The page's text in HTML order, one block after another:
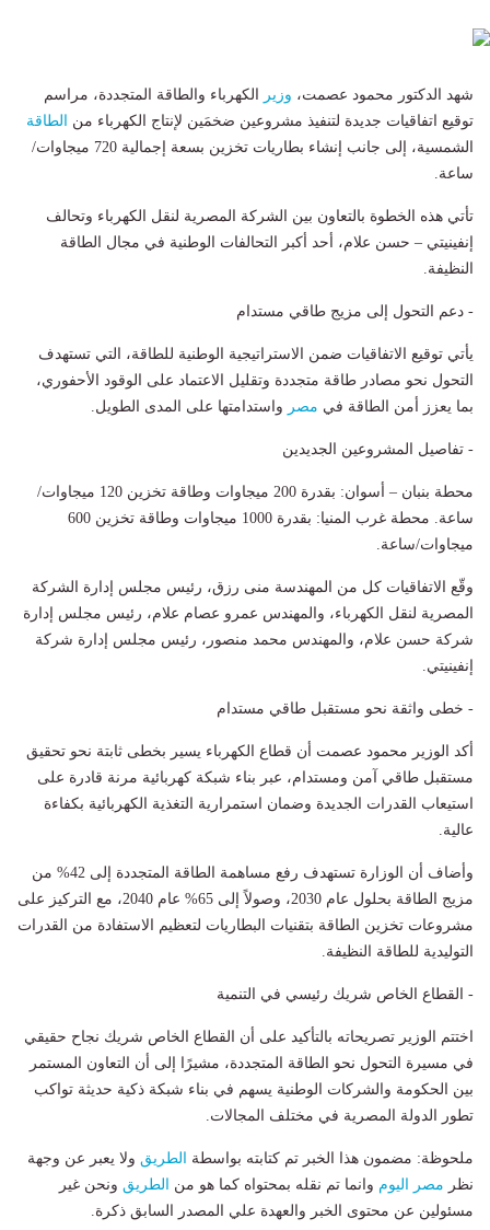
شهد الدكتور محمود عصمت، وزير
الكهرباء والطاقة المتجددة، مراسم
توقيع اتفاقيات جديدة لتنفيذ مشروعين ضخمَين لإنتاج الكهرباء من
الطاقة
الشمسية، إلى جانب إنشاء بطاريات تخزين بسعة إجمالية 720 ميجاوات/
ساعة.
تأتي هذه الخطوة بالتعاون بين الشركة المصرية لنقل الكهرباء وتحالف
إنفينيتي – حسن علام، أحد أكبر التحالفات الوطنية في مجال الطاقة
النظيفة.
- دعم التحول إلى مزيج طاقي مستدام
يأتي توقيع الاتفاقيات ضمن الاستراتيجية الوطنية للطاقة، التي تستهدف
التحول نحو مصادر طاقة متجددة وتقليل الاعتماد على الوقود الأحفوري،
بما يعزز أمن الطاقة في مصر واستدامتها على المدى الطويل.
- تفاصيل المشروعين الجديدين
محطة بنبان – أسوان: بقدرة 200 ميجاوات وطاقة تخزين 120 ميجاوات/
ساعة. محطة غرب المنيا: بقدرة 1000 ميجاوات وطاقة تخزين 600
ميجاوات/ساعة.
وقّع الاتفاقيات كل من المهندسة منى رزق، رئيس مجلس إدارة الشركة
المصرية لنقل الكهرباء، والمهندس عمرو عصام علام، رئيس مجلس إدارة
شركة حسن علام، والمهندس محمد منصور، رئيس مجلس إدارة شركة
إنفينيتي.
- خطى واثقة نحو مستقبل طاقي مستدام
أكد الوزير محمود عصمت أن قطاع الكهرباء يسير بخطى ثابتة نحو تحقيق
مستقبل طاقي آمن ومستدام، عبر بناء شبكة كهربائية مرنة قادرة على
استيعاب القدرات الجديدة وضمان استمرارية التغذية الكهربائية بكفاءة
عالية.
وأضاف أن الوزارة تستهدف رفع مساهمة الطاقة المتجددة إلى 42% من
مزيج الطاقة بحلول عام 2030، وصولاً إلى 65% عام 2040، مع التركيز على
مشروعات تخزين الطاقة بتقنيات البطاريات لتعظيم الاستفادة من القدرات
التوليدية للطاقة النظيفة.
- القطاع الخاص شريك رئيسي في التنمية
اختتم الوزير تصريحاته بالتأكيد على أن القطاع الخاص شريك نجاح حقيقي
في مسيرة التحول نحو الطاقة المتجددة، مشيرًا إلى أن التعاون المستمر
بين الحكومة والشركات الوطنية يسهم في بناء شبكة ذكية حديثة تواكب
تطور الدولة المصرية في مختلف المجالات.
ملحوظة: مضمون هذا الخبر تم كتابته بواسطة الطريق ولا يعبر عن وجهة
نظر مصر اليوم وانما تم نقله بمحتواه كما هو من الطريق ونحن غير
مسئولين عن محتوى الخبر والعهدة علي المصدر السابق ذكرة.